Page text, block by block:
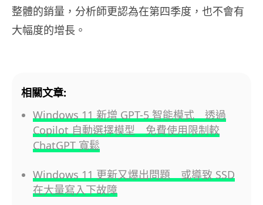
整體的銷量，分析師更認為在第四季度，也不會有
大幅度的增長。
相關文章:
Windows 11 新增 GPT-5 智能模式 透過
Copilot 自動選擇模型 免費使用限制較
ChatGPT 寬鬆
Windows 11 更新又爆出問題 或導致 SSD
在大量寫入下故障